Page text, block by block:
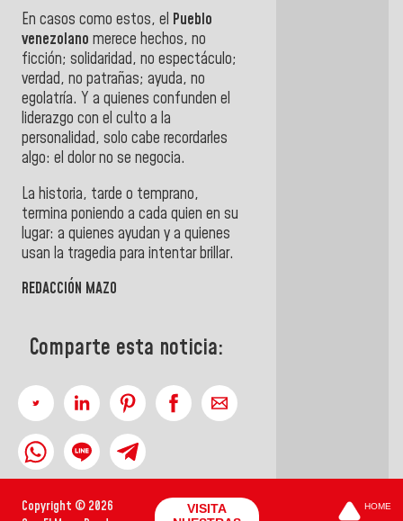
En casos como estos, el Pueblo
venezolano merece hechos, no
ficción; solidaridad, no espectáculo;
verdad, no patrañas; ayuda, no
egolatría. Y a quienes confunden el
liderazgo con el culto a la
personalidad, solo cabe recordarles
algo: el dolor no se negocia.
La historia, tarde o temprano,
termina poniendo a cada quien en su
lugar: a quienes ayudan y a quienes
usan la tragedia para intentar brillar.
REDACCIÓN MAZO
Comparte esta noticia:
Copyright © 2026
VISITA
HOME